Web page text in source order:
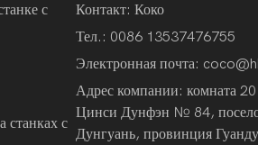
с
станках с
Контакт: Коко
Тел.: 0086 13537476755
Электронная почта:
Адрес компании: комната
Цинси Дунфэн № 84,
Дунгуань, провинция